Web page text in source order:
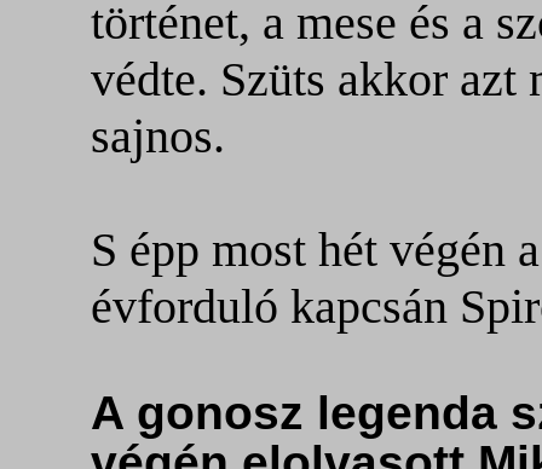
történet, a mese és a
védte. Szüts akkor azt
sajnos.
S épp most hét végén
évforduló kapcsán
A gonosz legenda